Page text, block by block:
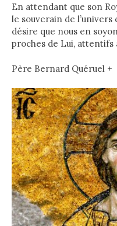
En attendant que son
le souverain de l’univers
désire que nous en
proches de Lui, attentifs
Père Bernard Quéruel +